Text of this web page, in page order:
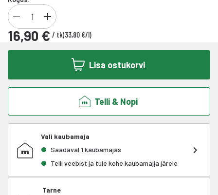
16,90 € / tk(33,80 €/l)
Lisa ostukorvi
Telli & Nopi
Vali kaubamaja
Saadaval 1 kaubamajas
Telli veebist ja tule kohe kaubamajja järele
Tarne